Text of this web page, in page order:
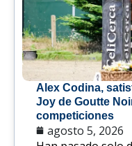
Alex Codina,
Joy de Goutte
competiciones
agosto 5, 2026